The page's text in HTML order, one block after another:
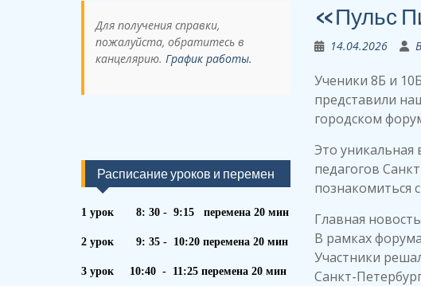
«Пульс
14.04.2026
Ученики 8Б и
представили
городском
Это уникальная
педагогов
познакомиться
Главная
В рамках
Участники
Санкт-
Для получения справки,
пожалуйста, обратитесь в
канцелярию. График работы.
Расписание уроков и перемен
1 урок 8: 30 - 9:15 перемена 20 мин
2 урок 9: 35 - 10:20 перемена 20 мин
3 урок 10:40 - 11:25 перемена 20 мин